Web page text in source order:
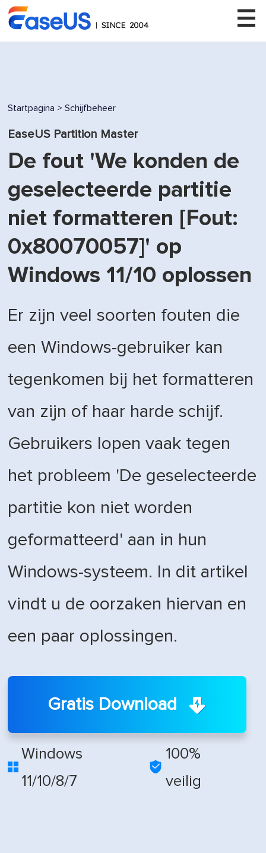
Startpagina > Schijfbeheer
EaseUS Partition Master
De fout 'We konden de
geselecteerde partitie
niet formatteren [Fout:
0x80070057]' op
Windows 11/10 oplossen
Er zijn veel soorten fouten die
een Windows-gebruiker kan
tegenkomen bij het formatteren
van zijn of haar harde schijf.
Gebruikers lopen vaak tegen
het probleem 'De geselecteerde
partitie kon niet worden
geformatteerd' aan in hun
Windows-systeem. In dit artikel
vindt u de oorzaken hiervan en
een paar oplossingen.
Gratis Download

Windows
11/10/8/7

100%
veilig